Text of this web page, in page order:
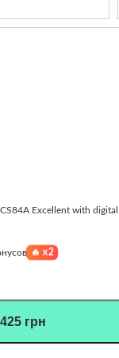
Excellent with
🔥x2
грн